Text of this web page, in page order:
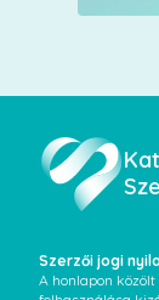
Szerzői jogi
A honlapon